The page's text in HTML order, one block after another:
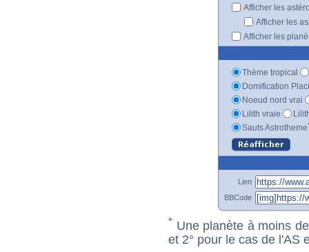
Afficher les
Afficher les
Afficher les
Thème tropical
Domification
Noeud nord vrai
Lilith vraie
Sauts Astrotheme
Lien
BBCode
* Une planète à moins
et 2° pour le cas de l'AS